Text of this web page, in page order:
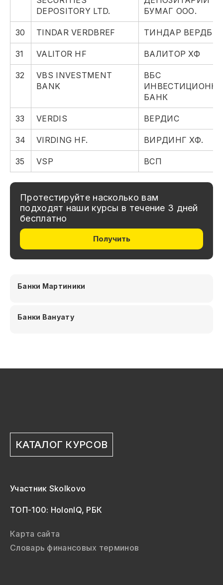
DEPOSITORY LTD.
БУМАГ ООО.
30 TINDAR VERDBREF ТИНДАР
31 VALITOR HF ВАЛИТОР ХФ
32
VBS INVESTMENT
BANK
ВБС
БАНК
33 VERDIS ВЕРДИС
34 VIRDING HF. ВИРДИНГ ХФ.
35 VSP ВСП
Протестируйте насколько вам
подходят наши курсы в течение 3 дней
бесплатно
Получить
Банки Мартиники
Банки Вануату
КАТАЛОГ КУРСОВ
Участник Skolkovo
ТОП-100: HolonIQ, РБК
Карта сайта
Словарь финансовых терминов